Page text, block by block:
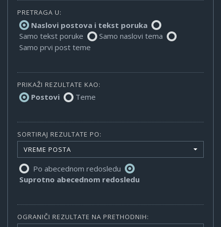
PRETRAGA U:
Naslovi postova i tekst poruka
Samo tekst poruke
Samo naslovi tema
Samo prvi post teme
PRIKAŽI REZULTATE KAO:
Postovi Teme
SORTIRAJ REZULTATE PO:
VREME POSTA
Po abecednom redosledu
Suprotno abecednom redosledu
OGRANIČI REZULTATE NA PRETHODNIH: